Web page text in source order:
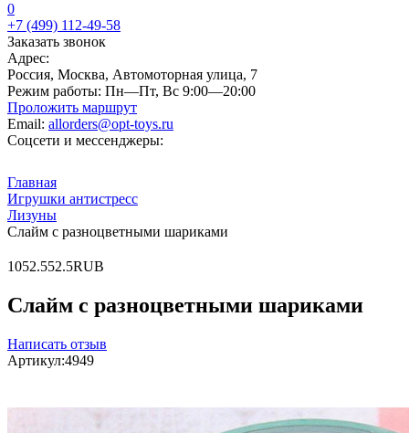
0
+7 (499) 112-49-58
Заказать звонок
Адрес:
Россия, Москва, Автомоторная улица, 7
Режим работы: Пн—Пт, Вс 9:00—20:00
Проложить маршрут
Email: allorders@opt-toys.ru
Соцсети и мессенджеры:
Главная
Игрушки антистресс
Лизуны
Слайм с разноцветными шариками
1052.552.5RUB
Слайм с разноцветными шариками
Написать отзыв
Артикул:4949